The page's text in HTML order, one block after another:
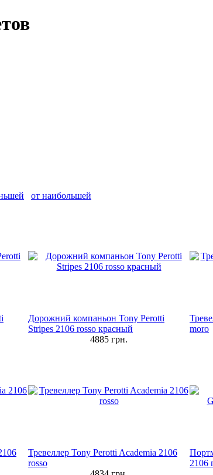
от наибольшей
Дорожний компаньон Tony Perotti
Stripes 2106 rosso красный
4885 грн.
moro
Тревеллер Tony Perotti Academia 2106
rosso
2106